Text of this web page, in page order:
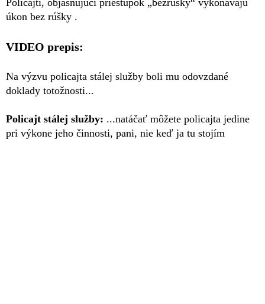
Policajti, objasňujúci priestupok „bezrúšky“ vykonávajú
úkon bez rúšky .
VIDEO prepis:
Na výzvu policajta stálej služby boli mu odovzdané
doklady totožnosti...
Policajt stálej služby: ...natáčať môžete policajta jedine
pri výkone jeho činnosti, pani, nie keď ja tu stojím